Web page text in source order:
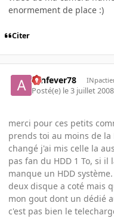
enormement de place :)
Citer
aznfever78
Posté(e) le 3 juillet 2008
merci pour ces petits
prends toi au moins de la
changé j'ai mis celle la
pas fan du HDD 1 To, si
manque un HDD
deux disque a coté mais
mon gout dont un dédié
c'est pas bien le